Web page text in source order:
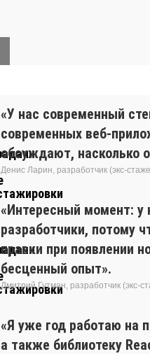
«У нас современный
современных веб-
обсуждают, насколько
Денис Ларин, разработчик (экс-
«Интересный момент: у
разработчики, потому
правки при появлении
бесценный опыт».
Дмитрий Гутман, разработчик (экс-
«Я уже год работаю на
а также библиотеку